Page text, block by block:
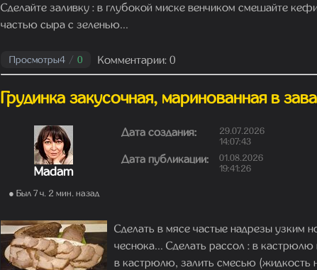
Сделайте заливку : в глубокой миске венчиком смешайте
частью сыра с зеленью...
Просмотры4 / 0 Комментарии: 0
Грудинка закусочная, маринованная в
Madam
● Был 7 ч. 2 мин. назад
Дата создания:
29.07.2026
14:07:43
Дата публикации:
01.08.2026
19:41:26
Сделать в мясе частые надрезы узким
чеснока... Сделать рассол : в
в кастрюлю, залить смесью (жидкость